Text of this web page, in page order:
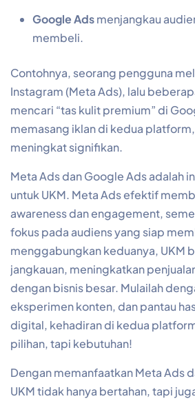
Google Adsmenjangkau
membeli.
Contohnya, seorang pengguna
Instagram (Meta Ads), lalu
mencari “tas kulit premium” di
memasang iklan di kedua
meningkat signifikan.
Meta Ads dan Google Ads adalah
untuk UKM. Meta Ads efektif
awareness dan engagement,
fokus pada audiens yang siap
menggabungkan keduanya, UKM
jangkauan, meningkatkan
dengan bisnis besar. Mulailah
eksperimen konten, dan pantau
digital, kehadiran di kedua
pilihan, tapi kebutuhan!
Dengan memanfaatkan Meta Ads
UKM tidak hanya bertahan, tapi